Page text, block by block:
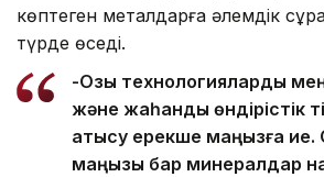
көптеген металдарға әлемдік
түрде өседі.
-Озық технологияларды
және жаһандық өндірістік
қатысу ерекше маңызға ие.
маңызы бар минералдар